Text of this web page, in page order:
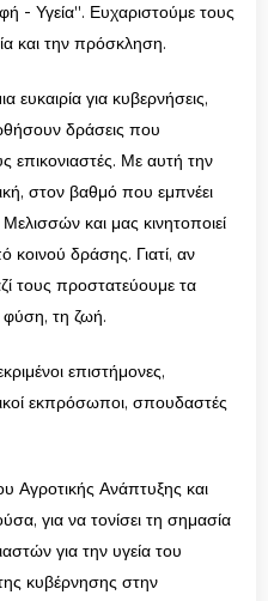
- Υγεία". Ευχαριστούμε τους
και την πρόσκληση.
ευκαιρία για κυβερνήσεις,
δράσεις που
επικονιαστές. Με αυτή την
στον βαθμό που εμπνέει
και μας κινητοποιεί
κοινού δράσης. Γιατί, αν
τους προστατεύουμε τα
φύση, τη ζωή.
επιστήμονες,
εκπρόσωποι, σπουδαστές
Αγροτικής Ανάπτυξης και
για να τονίσει τη σημασία
για την υγεία του
κυβέρνησης στην